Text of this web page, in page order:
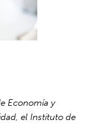
Economía y
el Instituto de